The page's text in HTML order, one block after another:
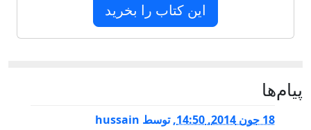
این کتاب را بخرید
پيام‌ها
18 جون 2014, 14:50 ,توسط hussain